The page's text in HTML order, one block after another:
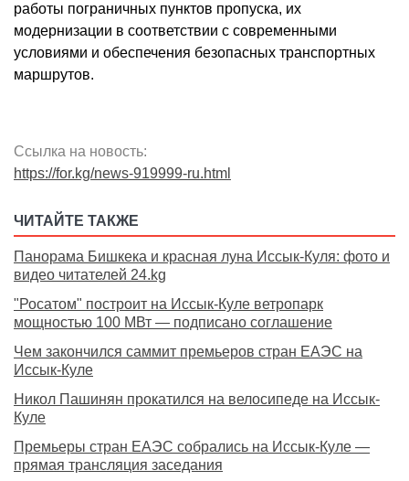
работы пограничных пунктов пропуска, их
модернизации в соответствии с современными
условиями и обеспечения безопасных транспортных
маршрутов.
Ссылка на новость:
https://for.kg/news-919999-ru.html
ЧИТАЙТЕ ТАКЖЕ
Панорама Бишкека и красная луна Иссык-Куля: фото и
видео читателей 24.kg
"Росатом" построит на Иссык-Куле ветропарк
мощностью 100 МВт — подписано соглашение
Чем закончился саммит премьеров стран ЕАЭС на
Иссык-Куле
Никол Пашинян прокатился на велосипеде на Иссык-
Куле
Премьеры стран ЕАЭС собрались на Иссык-Куле —
прямая трансляция заседания